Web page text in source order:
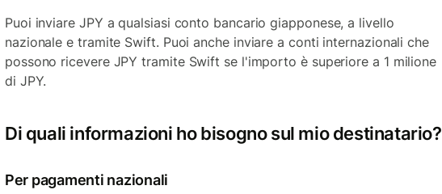
Puoi inviare JPY a qualsiasi conto bancario giapponese, a livello
nazionale e tramite Swift. Puoi anche inviare a conti internazionali che
possono ricevere JPY tramite Swift se l'importo è superiore a 1 milione
di JPY.
Di quali informazioni ho bisogno sul mio destinatario?
Per pagamenti nazionali